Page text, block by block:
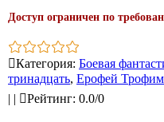
Доступ ограничен по
Категория: Боевая
тринадцать, Ерофей
| | Рейтинг: 0.0/0